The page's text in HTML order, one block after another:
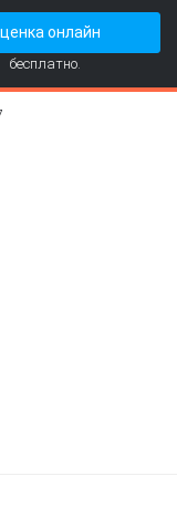
онлайн
бесплатно.